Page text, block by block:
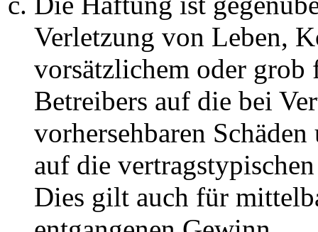
Verletzung von Leben,
vorsätzlichem oder grob
Betreibers auf die bei
vorhersehbaren
auf die
Dies gilt auch für